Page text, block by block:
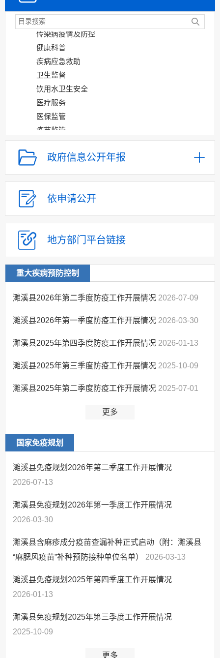
突发公共卫生事件
传染病疫情及防控
健康科普
疾病应急救助
卫生监督
饮用水卫生安全
医疗服务
医保监管
疫苗监管
绩效考核结果
健康中国行动
公共文化体育
社会保险
社会组织
治安管理
市政服务
农村土地承包经营
公共监管
新闻发布
回应关切
欠薪治理
监督保障
双招双引专项工作
乡村振兴
重点专项工作
化规范化建设
政府信息公开年度报告
政府网站工作年度报表
办事一本通
稳经济大盘一揽子政策
民生工程
县域商业建设工作
政府信息公开年报
依申请公开
地方部门 平台链接
重大疾病预防控制
濉溪县2026年第二季度防疫工作开展情况 2026-07-09
濉溪县2026年第一季度防疫工作开展情况 2026-03-30
濉溪县2025年第四季度防疫工作开展情况 2026-01-13
濉溪县2025年第三季度防疫工作开展情况 2025-10-09
濉溪县2025年第二季度防疫工作开展情况 2025-07-01
更多
国家免疫规划
濉溪县免疫规划2026年第二季度工作开展情况
2026-07-13
濉溪县免疫规划2026年第一季度工作开展情况
2026-03-30
濉溪县含麻疹成分疫苗查漏补种正式启动（附：濉溪县
“麻腮风疫苗”补种预防接种单位名单） 2026-03-13
濉溪县免疫规划2025年第四季度工作开展情况
2026-01-13
濉溪县免疫规划2025年第三季度工作开展情况
2025-10-09
更多